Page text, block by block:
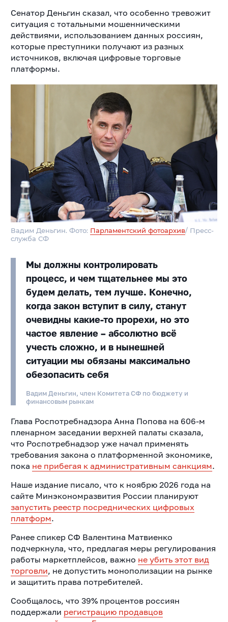
Сенатор Деньгин сказал, что особенно тревожит
ситуация с тотальными мошенническими
действиями, использованием данных россиян,
которые преступники получают из разных
источников, включая цифровые торговые
платформы.
Вадим Деньгин. Фото: Парламентский фотоархив/ Пресс-
служба СФ
Мы должны контролировать
процесс, и чем тщательнее мы это
будем делать, тем лучше. Конечно,
когда закон вступит в силу, станут
очевидны какие-то прорехи, но это
частое явление – абсолютно всё
учесть сложно, и в нынешней
ситуации мы обязаны максимально
обезопасить себя
Вадим Деньгин, член Комитета СФ по бюджету и
финансовым рынкам
Глава Роспотребнадзора Анна Попова на 606-м
пленарном заседании верхней палаты сказала,
что Роспотребнадзор уже начал применять
требования закона о платформенной экономике,
пока не прибегая к административным санкциям.
Наше издание писало, что к ноябрю 2026 года на
сайте Минэкономразвития России планируют
запустить реестр посреднических цифровых
платформ.
Ранее спикер СФ Валентина Матвиенко
подчеркнула, что, предлагая меры регулирования
работы маркетплейсов, важно не убить этот вид
торговли, не допустить монополизации на рынке
и защитить права потребителей.
Сообщалось, что 39% процентов россиян
поддержали регистрацию продавцов